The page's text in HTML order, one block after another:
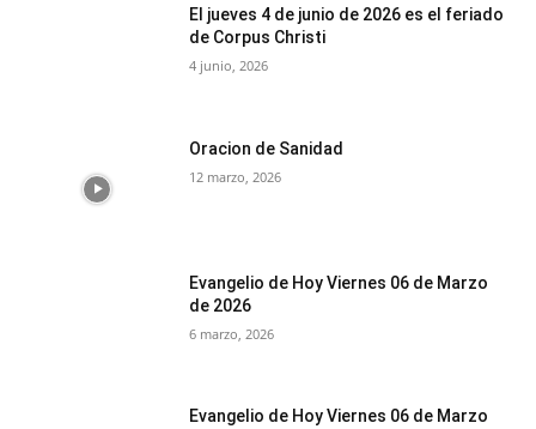
El jueves 4 de junio de 2026 es el feriado
de Corpus Christi
4 junio, 2026
Oracion de Sanidad
12 marzo, 2026
Evangelio de Hoy Viernes 06 de Marzo
de 2026
6 marzo, 2026
Evangelio de Hoy Viernes 06 de Marzo